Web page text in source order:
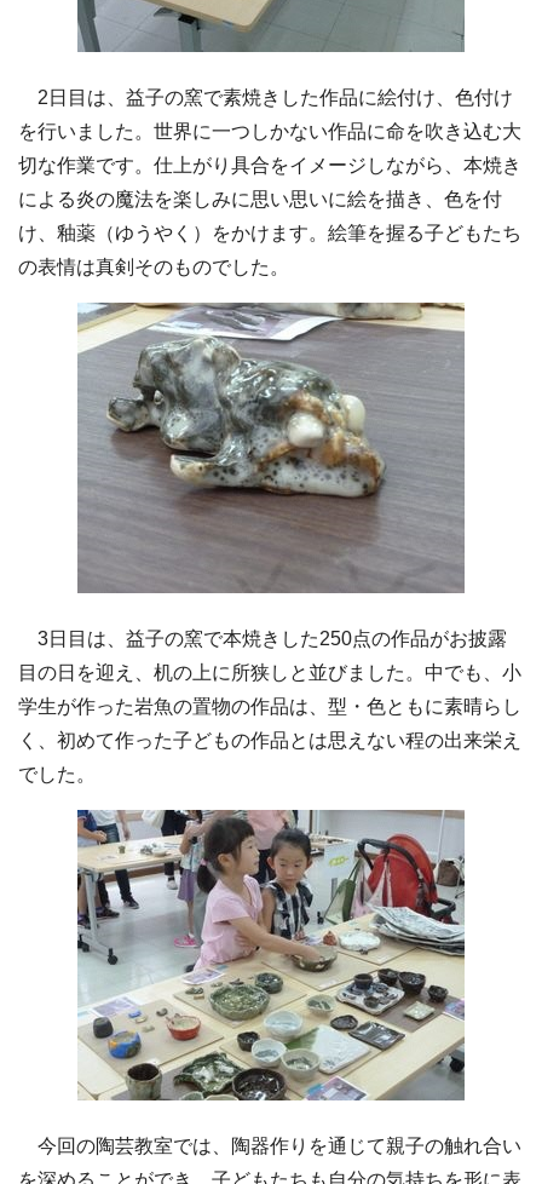
2日目は、益子の窯で素焼きした作品に絵付け、色付け
を行いました。世界に一つしかない作品に命を吹き込む大
切な作業です。仕上がり具合をイメージしながら、本焼き
による炎の魔法を楽しみに思い思いに絵を描き、色を付
け、釉薬（ゆうやく）をかけます。絵筆を握る子どもたち
の表情は真剣そのものでした。
3日目は、益子の窯で本焼きした250点の作品がお披露
目の日を迎え、机の上に所狭しと並びました。中でも、小
学生が作った岩魚の置物の作品は、型・色ともに素晴らし
く、初めて作った子どもの作品とは思えない程の出来栄え
でした。
今回の陶芸教室では、陶器作りを通じて親子の触れ合い